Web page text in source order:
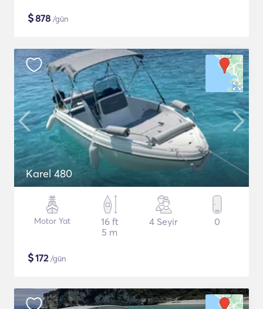
$878 /gün
Karel 480
Motor Yat
16 ft
5 m
4 Seyir 0
$172/gün